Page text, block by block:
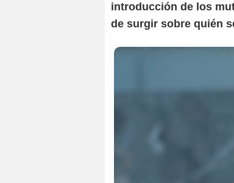
introducción de los
de surgir sobre quién